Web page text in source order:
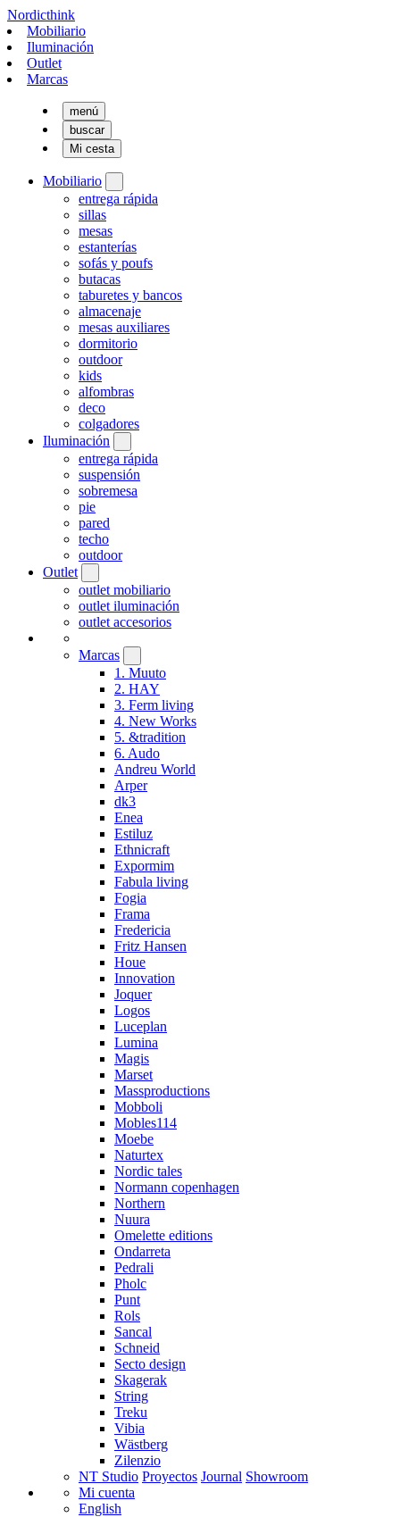
Nordicthink
Mobiliario
Iluminación
Outlet
Marcas
menú
buscar
Mi cesta
Mobiliario
entrega rápida
sillas
mesas
estanterías
sofás y poufs
butacas
taburetes y bancos
almacenaje
mesas auxiliares
dormitorio
outdoor
kids
alfombras
deco
colgadores
Iluminación
entrega rápida
suspensión
sobremesa
pie
pared
techo
outdoor
Outlet
outlet mobiliario
outlet iluminación
outlet accesorios
Marcas
1. Muuto
2. HAY
3. Ferm living
4. New Works
5. &tradition
6. Audo
Andreu World
Arper
dk3
Enea
Estiluz
Ethnicraft
Expormim
Fabula living
Fogia
Frama
Fredericia
Fritz Hansen
Houe
Innovation
Joquer
Logos
Luceplan
Lumina
Magis
Marset
Massproductions
Mobboli
Mobles114
Moebe
Naturtex
Nordic tales
Normann copenhagen
Northern
Nuura
Omelette editions
Ondarreta
Pedrali
Pholc
Punt
Rols
Sancal
Schneid
Secto design
Skagerak
String
Treku
Vibia
Wästberg
Zilenzio
NT Studio Proyectos Journal Showroom
Mi cuenta
English